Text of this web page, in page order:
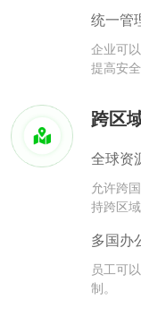
统一管
企业可
提高安
跨区
全球资
允许跨
持跨区域
多国办
员工可
制。